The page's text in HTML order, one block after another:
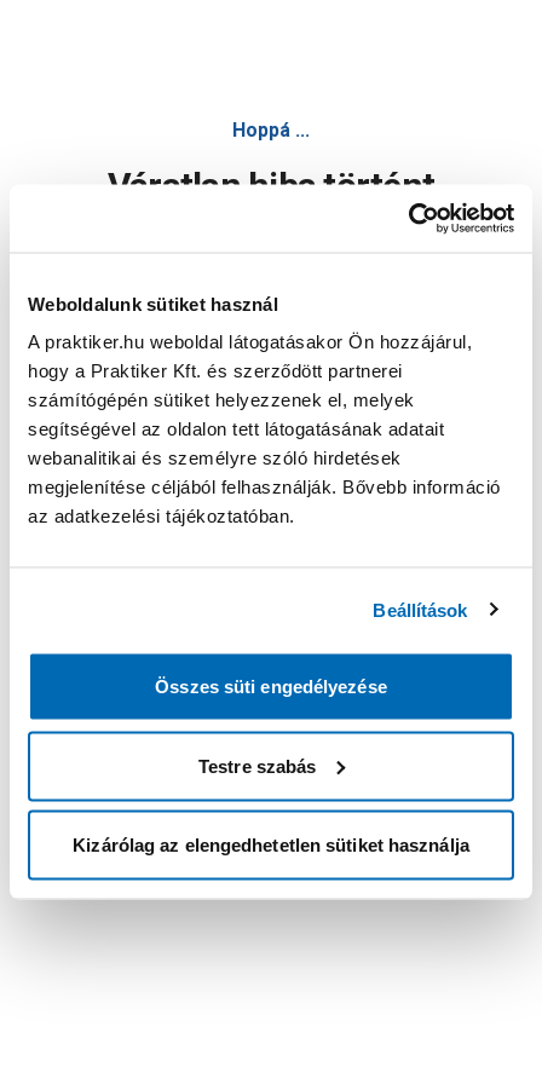
Weboldalunk sütiket használ
A praktiker.hu weboldal látogatásakor Ön hozzájárul,
hogy a Praktiker Kft. és szerződött partnerei
számítógépén sütiket helyezzenek el, melyek
segítségével az oldalon tett látogatásának adatait
webanalitikai és személyre szóló hirdetések
megjelenítése céljából felhasználják. Bővebb információ
az adatkezelési tájékoztatóban.
Beállítások
Összes süti engedélyezése
Testre szabás
Kizárólag az elengedhetetlen sütiket használja
Hoppá ...
Váratlan hiba történt
Oldal újratöltése